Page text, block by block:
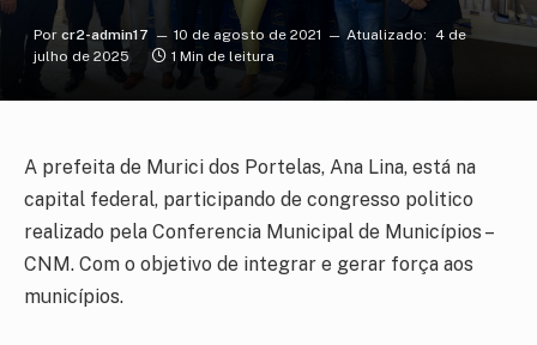
Por cr2-admin17 10 de agosto de 2021 Atualizado: 4 de
julho de 2025
1 Min de leitura
A prefeita de Murici dos Portelas, Ana Lina, está na
capital federal, participando de congresso politico
realizado pela Conferencia Municipal de Municípios –
CNM. Com o objetivo de integrar e gerar força aos
municípios.